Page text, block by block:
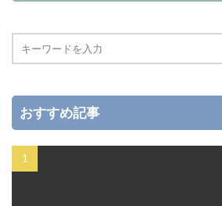
おすすめ記事